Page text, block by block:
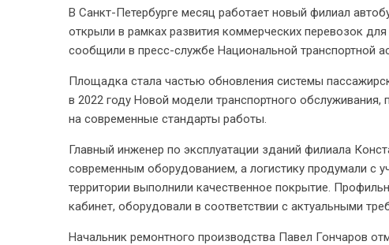
В Санкт-Петербурге месяц работает новый филиал
открыли в рамках развития коммерческих перевозок
сообщили в пресс-службе Национальной транспортной
Площадка стала частью обновления системы
в 2022 году Новой модели транспортного обслуживания,
на современные стандарты работы.
Главный инженер по эксплуатации зданий филиала
современным оборудованием, а логистику продумали с
территории выполнили качественное покрытие.
кабинет, оборудовали в соответствии с актуальными
Начальник ремонтного производства Павел Гончаров